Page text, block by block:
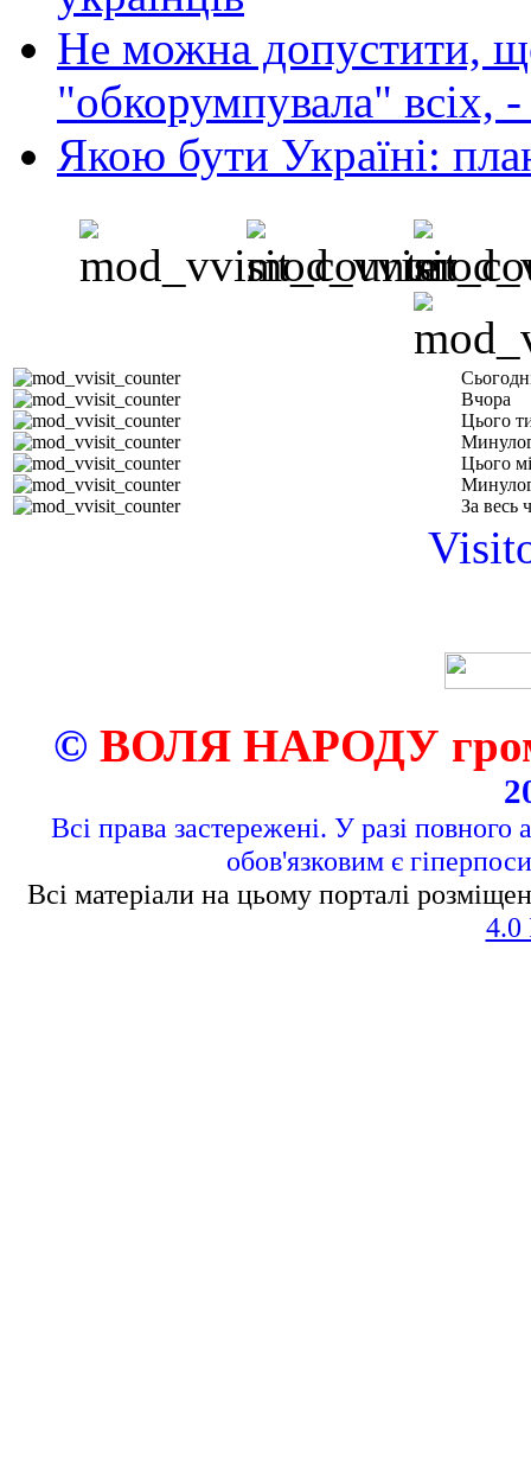
Не можна допустити,
"обкорумпувала" всіх,
Якою бути Україні:
Вчора
Цього
Цього
За весь
© ВОЛЯ НАРОДУ
Всі права застережені. У разі повного
обов'язковим є
Всі матеріали на цьому порталі
4.0